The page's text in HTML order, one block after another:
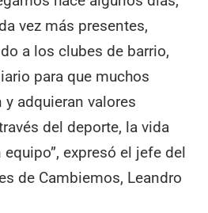
vez más presentes,
a los clubes de barrio,
para que muchos
adquieran valores
del deporte, la vida
expresó el jefe del
de Cambiemos, Leandro